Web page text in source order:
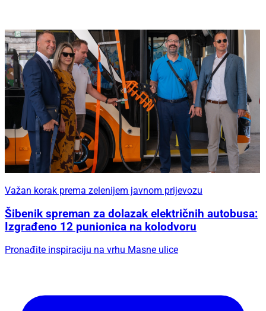
Važan korak prema zelenijem javnom prijevozu
Šibenik spreman za dolazak električnih autobusa:
Izgrađeno 12 punionica na kolodvoru
Pronađite inspiraciju na vrhu Masne ulice